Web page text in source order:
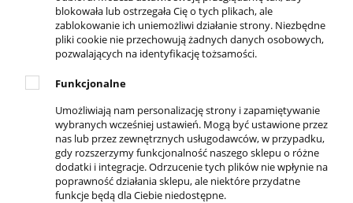
DOSTĘPNI KURIERZY
REGULAMINY
Regulamin sklepu
Zwroty i reklamacje
blokowała lub ostrzegała Cię o tych plikach, ale
zablokowanie ich uniemożliwi działanie strony. Niezbędne
pliki cookie nie przechowują żadnych danych osobowych,
pozwalających na identyfikację tożsamości.
Funkcjonalne
Umożliwiają nam personalizację strony i zapamiętywanie
wybranych wcześniej ustawień. Mogą być ustawione przez
nas lub przez zewnętrznych usługodawców, w przypadku,
gdy rozszerzymy funkcjonalność naszego sklepu o różne
dodatki i integracje. Odrzucenie tych plików nie wpłynie na
poprawność działania sklepu, ale niektóre przydatne
funkcje będą dla Ciebie niedostępne.